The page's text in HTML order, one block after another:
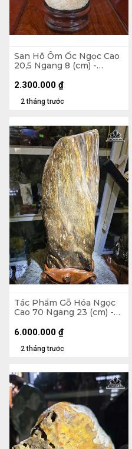
San Hô Ôm Ốc Ngọc Cao
20,5 Ngang 8 (cm) -
2 tháng trước
2.300.000 ₫
Tác Phẩm Gỗ Hóa Ngọc
Cao 70 Ngang 23 (cm) -
2 tháng trước
6.000.000 ₫